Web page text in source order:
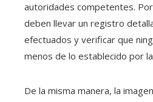
autoridades competentes.
deben llevar un registro
efectuados y verificar que
menos de lo establecido por
De la misma manera, la